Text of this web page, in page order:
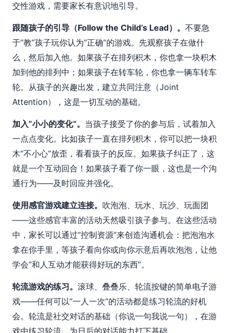
交性游戏，需要家长有意识地引导。
跟随孩子的引导（Follow the Child’s Lead）。 不要急
于”教”孩子玩你认为”正确”的游戏。先观察孩子在做什
么，然后加入他。如果孩子在排列积木，你也拿一块积木
加到他的排列中；如果孩子在转车轮，你也拿一辆车转车
轮。从孩子的兴趣出发，建立共同注意（Joint
Attention），这是一切互动的基础。
加入”小小的变化”。 当孩子接受了你的参与后，试着加入
一点点变化。比如孩子一直在排列积木，你可以把一块积
木”不小心”放歪，看看孩子的反应。如果孩子纠正了，这
就是一个互动回合！如果孩子看了你一眼，这也是一个沟
通行为——及时回应并强化。
使用感官游戏建立连接。 吹泡泡、玩水、玩沙、玩面团
——这些感官丰富的活动天然吸引孩子参与。在这些活动
中，家长可以通过”控制资源”来创造沟通机会：把泡泡水
拿在你手里，等孩子看向你或向你示意后再吹泡泡，让他
学会”和人互动才能获得好玩的东西”。
轮流游戏的练习。 滚球、叠叠乐、轮流按键的简单电子游
戏——任何可以”一人一次”的活动都是练习轮流的好机
会。轮流是社交对话的基础（你说一句我说一句），在游
戏中练习轮流，为日后的对话能力打下基础。